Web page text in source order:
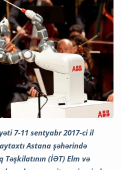
7-11 sentyabr 2017-ci il
Astana şəhərində
(İƏT) Elm və